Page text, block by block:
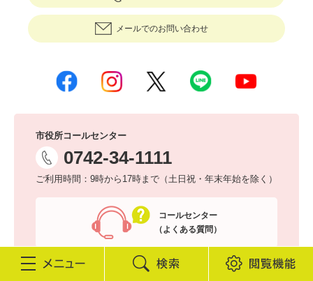
メールでのお問い合わせ
市役所コールセンター
0742-34-1111
ご利用時間：9時から17時まで（土日祝・年末年始を除く）
コールセンター
（よくある質問）